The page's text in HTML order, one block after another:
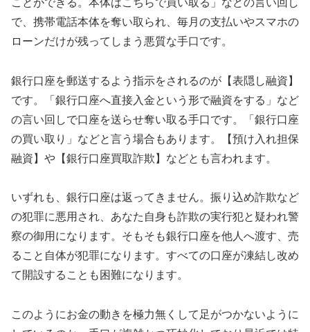
で、携帯電話本体を奪い取られ、毎月の支払いやスマホの
ローンだけが残ってしまう悪質な手口です。
銀行口座を郵送するよう指示をされるのが【表隠し融資】
です。「銀行口座へ直接入金という形で融資をする」など
の言い回しで口座を送らせ奪い取る手口です。「銀行口座
の買い取り」などと言う場合もあります。【預け入れ担保
融資】や【銀行口座買取詐欺】などとも言われます。
いずれも、銀行口座は返ってきません。振り込め詐欺など
の犯罪に悪用され、あなた自身も詐欺の実行犯と疑われ警
察の御用になります。そもそも銀行口座を他人へ渡す、売
ること自体が犯罪になります。すべての口座が凍結し改め
て開設することも困難になります。
このようにお金の動きを極力無くして足がつかないように